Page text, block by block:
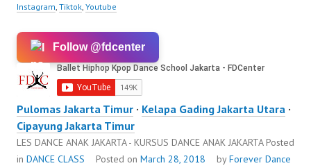
Instagram Tiktok Youtube
Follow @fdcenter
Pulomas Jakarta Timur · Kelapa Gading Jakarta Utara ·
Cipayung Jakarta Timur
LES DANCE ANAK JAKARTA - KURSUS DANCE ANAK JAKARTAPosted
in DANCE CLASS Posted on March 28, 2018 byForever Dance